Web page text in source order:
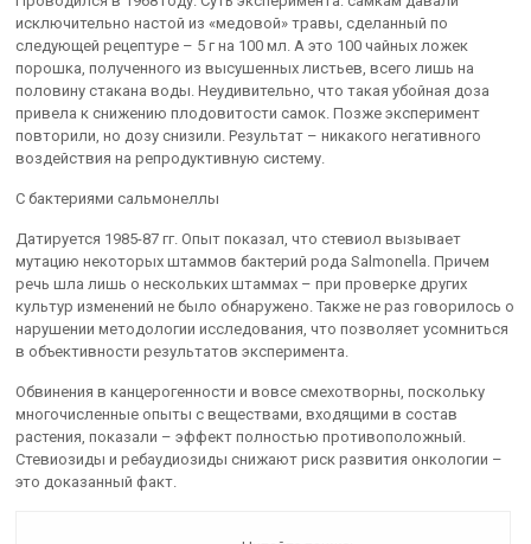
исключительно настой из «медовой» травы, сделанный по
следующей рецептуре – 5 г на 100 мл. А это 100 чайных ложек
порошка, полученного из высушенных листьев, всего лишь на
половину стакана воды. Неудивительно, что такая убойная доза
привела к снижению плодовитости самок. Позже эксперимент
повторили, но дозу снизили. Результат – никакого негативного
воздействия на репродуктивную систему.
С бактериями сальмонеллы
Датируется 1985-87 гг. Опыт показал, что стевиол вызывает
мутацию некоторых штаммов бактерий рода Salmonella. Причем
речь шла лишь о нескольких штаммах – при проверке других
культур изменений не было обнаружено. Также не раз говорилось о
нарушении методологии исследования, что позволяет усомниться
в объективности результатов эксперимента.
Обвинения в канцерогенности и вовсе смехотворны, поскольку
многочисленные опыты с веществами, входящими в состав
растения, показали – эффект полностью противоположный.
Стевиозиды и ребаудиозиды снижают риск развития онкологии –
это доказанный факт.